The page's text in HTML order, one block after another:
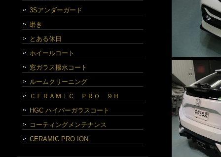
3Sアンダーガード
磨き
とある休日
ホイールコート
窓ガラス撥水コート
ルームクリーニング
ＣＥＲＡＭＩＣ ＰＲＯ ９Ｈ
HGC ハイパーガラスコート
コーティングメンテナンス
CERAMIC PRO ION